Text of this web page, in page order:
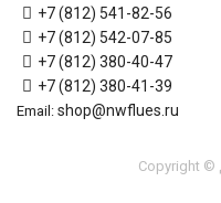
+7 (812) 541-82-56
+7 (812) 542-07-85
+7 (812) 380-40-47
+7 (812) 380-41-39
Email: shop@nwflues.ru
Copyright ©